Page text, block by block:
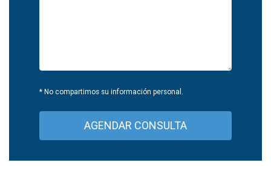
* No compartimos su información personal.